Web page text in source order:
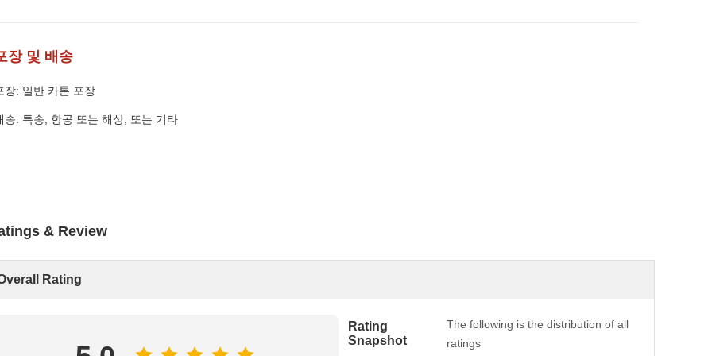
장 및 배송
장: 일반 카톤 포장
송: 특송, 항공 또는 해상, 또는 기타
& Review
Rating
Rating
Snapshot
The following is the distribution of all
ratings